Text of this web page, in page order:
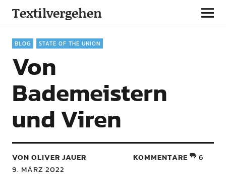
Textilvergehen
BLOG STATE OF THE UNION
Von
Bademeistern
und Viren
VON OLIVER JAUER
9. MÄRZ 2022
KOMMENTARE 6